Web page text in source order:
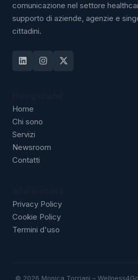
comunicazione nel settore
supporto di aziende, agenzie e
cittadini.
Home
Chi sono
Servizi
Newsroom
Contatti
Privacy Policy
Cookie Policy
Termini d'uso
© 2026 Monica Torriani –